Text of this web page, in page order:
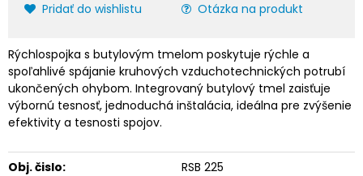
Pridať do wishlistu
Otázka na produkt
Rýchlospojka s butylovým tmelom poskytuje rýchle a
spoľahlivé spájanie kruhových vzduchotechnických potrubí
ukončených ohybom. Integrovaný butylový tmel zaisťuje
výbornú tesnosť, jednoduchá inštalácia, ideálna pre zvýšenie
efektivity a tesnosti spojov.
Obj. čislo: RSB 225